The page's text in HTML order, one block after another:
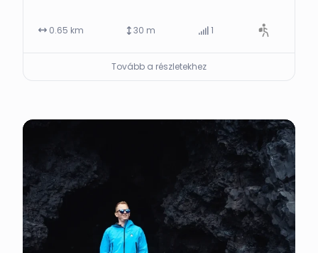
0.65 km 30 m 1
Tovább a részletekhez